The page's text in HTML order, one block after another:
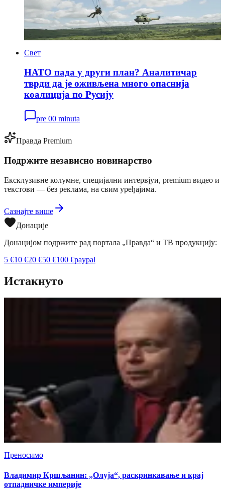
Свет
НАТО пада у други план? Аналитичар
тврди да је оживљена много опаснија
коалиција по Русију
pre 00 minuta
Правда Premium
Подржите независно новинарство
Ексклузивне колумне, специјални интервјуи, premium видео и
текстови — без реклама, на свим уређајима.
Сазнајте више
Донације
Донацијом подржите рад портала „Правда“ и ТВ продукцију:
5 €10 €20 €50 €100 €paypal
Истакнуто
Преносимо
Владимир Кршљанин: „Олуја“, раскринкавање и крај
отпадничке империје